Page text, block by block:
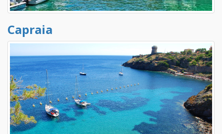
Capraia